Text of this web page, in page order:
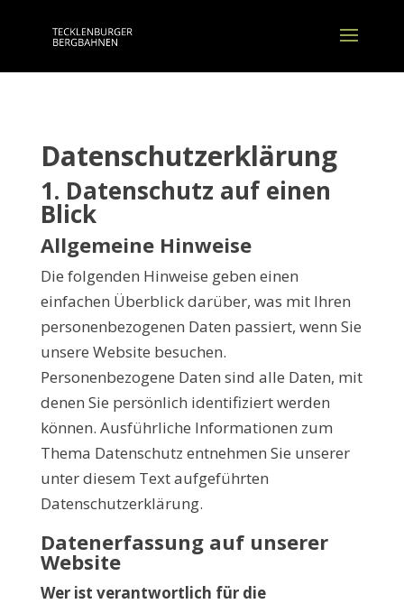
Datenschutzerklärung
1. Datenschutz auf einen
Blick
Allgemeine Hinweise
Die folgenden Hinweise geben einen
einfachen Überblick darüber, was mit Ihren
personenbezogenen Daten passiert, wenn Sie
unsere Website besuchen.
Personenbezogene Daten sind alle Daten, mit
denen Sie persönlich identifiziert werden
können. Ausführliche Informationen zum
Thema Datenschutz entnehmen Sie unserer
unter diesem Text aufgeführten
Datenschutzerklärung.
Datenerfassung auf unserer
Website
Wer ist verantwortlich für die